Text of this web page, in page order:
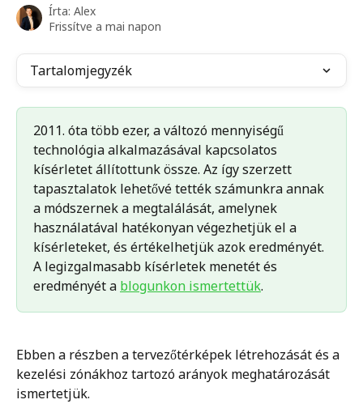
Írta: Alex
Frissítve a mai napon
Tartalomjegyzék
2011. óta több ezer, a változó mennyiségű
technológia alkalmazásával kapcsolatos
kísérletet állítottunk össze. Az így szerzett
tapasztalatok lehetővé tették számunkra annak
a módszernek a megtalálását, amelynek
használatával hatékonyan végezhetjük el a
kísérleteket, és értékelhetjük azok eredményét.
A legizgalmasabb kísérletek menetét és
eredményét a blogunkon ismertettük.
Ebben a részben a tervezőtérképek létrehozását és a
kezelési zónákhoz tartozó arányok meghatározását
ismertetjük.